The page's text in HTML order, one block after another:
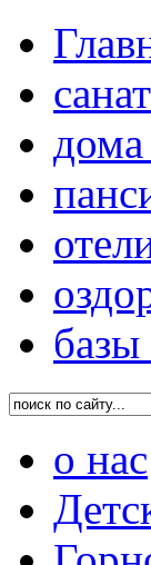
базы
о нас